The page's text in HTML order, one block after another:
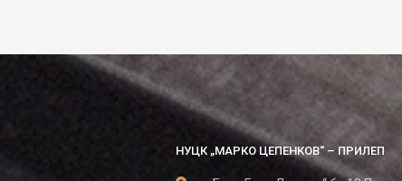
НУЦК „МАРКО ЦЕПЕНКОВ“ – ПРИЛЕП